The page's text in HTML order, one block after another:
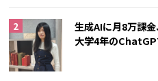
生成AIに月8万課
大学4年の